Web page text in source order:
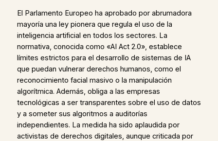
El Parlamento Europeo ha aprobado por abrumadora
mayoría una ley pionera que regula el uso de la
inteligencia artificial en todos los sectores. La
normativa, conocida como «AI Act 2.0», establece
límites estrictos para el desarrollo de sistemas de IA
que puedan vulnerar derechos humanos, como el
reconocimiento facial masivo o la manipulación
algorítmica. Además, obliga a las empresas
tecnológicas a ser transparentes sobre el uso de datos
y a someter sus algoritmos a auditorías
independientes. La medida ha sido aplaudida por
activistas de derechos digitales, aunque criticada por